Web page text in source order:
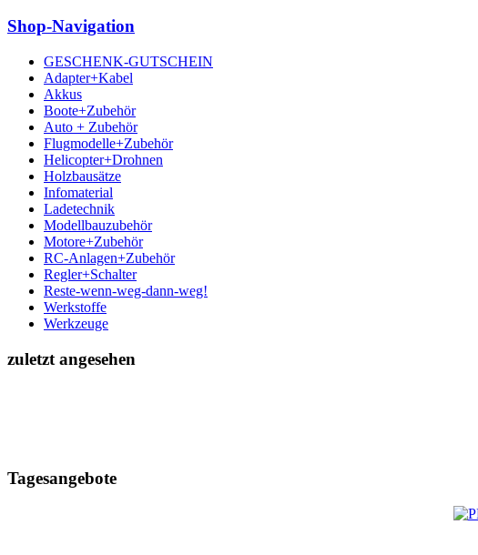
Shop-Navigation
GESCHENK-GUTSCHEIN
Adapter+Kabel
Akkus
Boote+Zubehör
Auto + Zubehör
Flugmodelle+Zubehör
Helicopter+Drohnen
Holzbausätze
Infomaterial
Ladetechnik
Modellbauzubehör
Motore+Zubehör
RC-Anlagen+Zubehör
Regler+Schalter
Reste-wenn-weg-dann-weg!
Werkstoffe
Werkzeuge
zuletzt angesehen
Tagesangebote